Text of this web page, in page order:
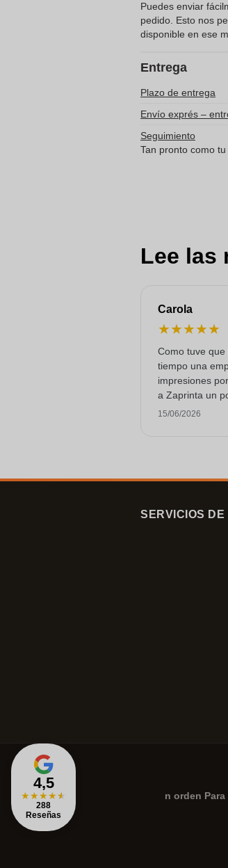
Puedes enviar
pedido. Esto nos
disponible en ese
Entrega
Plazo de entrega
Envío exprés –
Seguimiento
Tan pronto como
Lee las
Carola
★★★★★
Como tuve
tiempo una
impresiones
a Zaprinta un
lograron
15/06/2026
4,5
★★★★★
288
Reseñas
SERVICIOS DE
n orden